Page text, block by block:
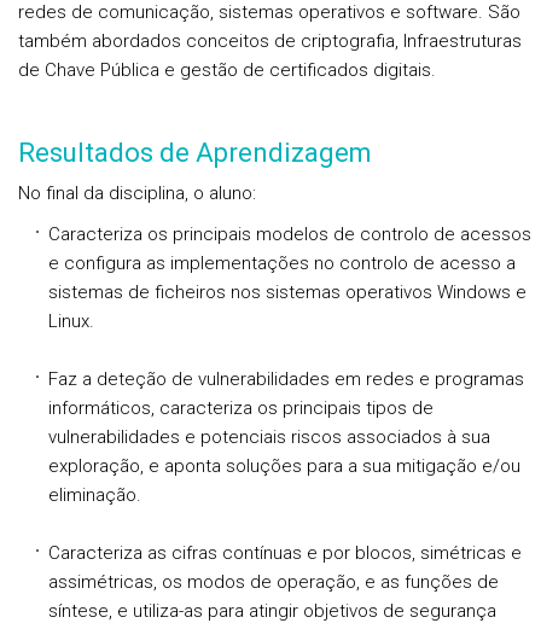
redes de comunicação, sistemas operativos e software. São
também abordados conceitos de criptografia, Infraestruturas
de Chave Pública e gestão de certificados digitais.
Resultados de Aprendizagem
No final da disciplina, o aluno:
Caracteriza os principais modelos de controlo de acessos
e configura as implementações no controlo de acesso a
sistemas de ficheiros nos sistemas operativos Windows e
Linux.
Faz a deteção de vulnerabilidades em redes e programas
informáticos, caracteriza os principais tipos de
vulnerabilidades e potenciais riscos associados à sua
exploração, e aponta soluções para a sua mitigação e/ou
eliminação.
Caracteriza as cifras contínuas e por blocos, simétricas e
assimétricas, os modos de operação, e as funções de
síntese, e utiliza-as para atingir objetivos de segurança